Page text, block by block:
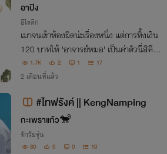
อาปิง
อีโรติก
เมาจนเข้าห้องผิดน่ะเรื่องหนึ่ง แต่การทิ้งเงิน
120 บาทให้ 'อาจารย์หมอ' เป็นค่าตัวนี่สิคือเ
รื่องใหญ่
1.7K 2 1 17
2 เดือนที่แล้ว
#ไทฟรังค์ || KengNamping
กะเพราแก้ว🐒
รักวัยรุ่น
80 0 0 10